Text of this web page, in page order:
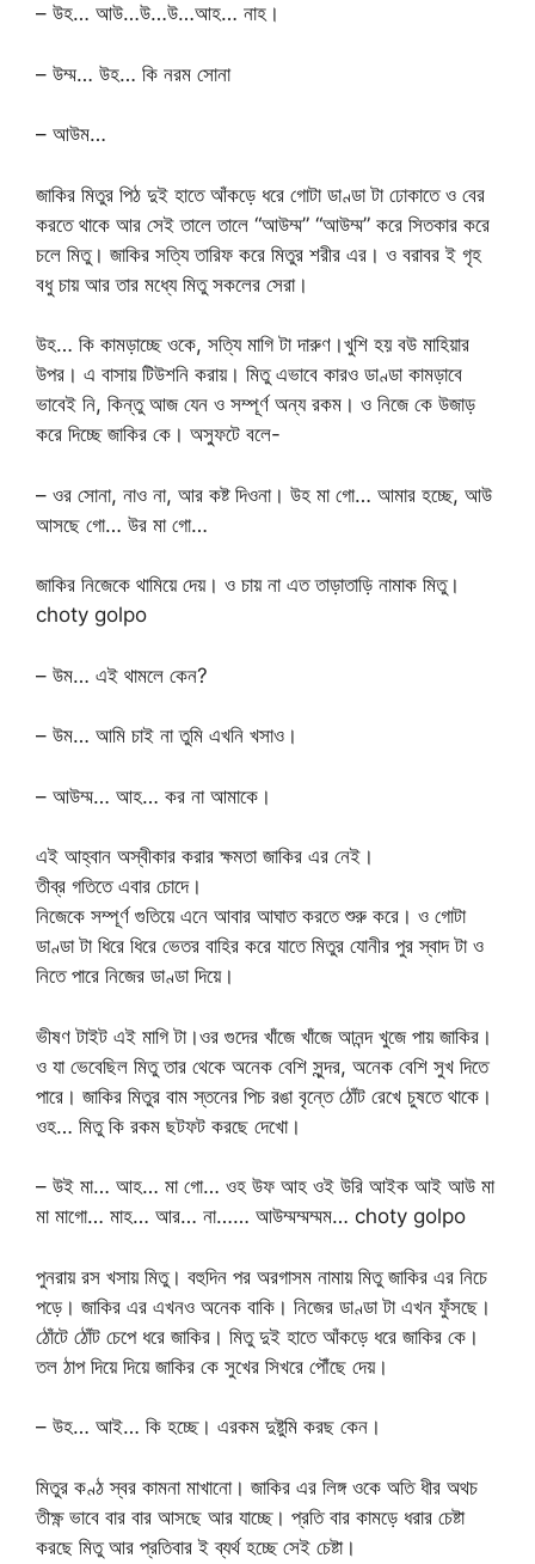
– উহ… আউ…উ…উ…আহ… নাহ।
– উম্ম… উহ… কি নরম সোনা
– আউম…
জাকির মিতুর পিঠ দুই হাতে আঁকড়ে ধরে গোটা ডাণ্ডা টা ঢোকাতে ও বের
করতে থাকে আর সেই তালে তালে “আউম্ম” “আউম্ম” করে সিতকার করে
চলে মিতু। জাকির সত্যি তারিফ করে মিতুর শরীর এর। ও বরাবর ই গৃহ
বধু চায় আর তার মধ্যে মিতু সকলের সেরা।
উহ… কি কামড়াচ্ছে ওকে, সত্যি মাগি টা দারুণ।খুশি হয় বউ মাহিয়ার
উপর। এ বাসায় টিউশনি করায়। মিতু এভাবে কারও ডাণ্ডা কামড়াবে
ভাবেই নি, কিন্তু আজ যেন ও সম্পূর্ণ অন্য রকম। ও নিজে কে উজাড়
করে দিচ্ছে জাকির কে। অস্ফুটে বলে-
– ওর সোনা, নাও না, আর কষ্ট দিওনা। উহ মা গো… আমার হচ্ছে, আউ
আসছে গো… উর মা গো…
জাকির নিজেকে থামিয়ে দেয়। ও চায় না এত তাড়াতাড়ি নামাক মিতু।
choty golpo
– উম… এই থামলে কেন?
– উম… আমি চাই না তুমি এখনি খসাও।
– আউম্ম… আহ… কর না আমাকে।
এই আহ্বান অস্বীকার করার ক্ষমতা জাকির এর নেই।
তীব্র গতিতে এবার চোদে।
নিজেকে সম্পূর্ণ গুতিয়ে এনে আবার আঘাত করতে শুরু করে। ও গোটা
ডাণ্ডা টা ধিরে ধিরে ভেতর বাহির করে যাতে মিতুর যোনীর পুর স্বাদ টা ও
নিতে পারে নিজের ডাণ্ডা দিয়ে।
ভীষণ টাইট এই মাগি টা।ওর গুদের খাঁজে খাঁজে আনন্দ খুজে পায় জাকির।
ও যা ভেবেছিল মিতু তার থেকে অনেক বেশি সুন্দর, অনেক বেশি সুখ দিতে
পারে। জাকির মিতুর বাম স্তনের পিচ রঙা বৃন্তে ঠোঁট রেখে চুষতে থাকে।
ওহ… মিতু কি রকম ছটফট করছে দেখো।
– উই মা… আহ… মা গো… ওহ উফ আহ ওই উরি আইক আই আউ মা
মা মাগো… মাহ… আর… না…… আউম্মম্মম্মম… choty golpo
পুনরায় রস খসায় মিতু। বহুদিন পর অরগাসম নামায় মিতু জাকির এর নিচে
পড়ে। জাকির এর এখনও অনেক বাকি। নিজের ডাণ্ডা টা এখন ফুঁসছে।
ঠোঁটে ঠোঁট চেপে ধরে জাকির। মিতু দুই হাতে আঁকড়ে ধরে জাকির কে।
তল ঠাপ দিয়ে দিয়ে জাকির কে সুখের সিখরে পৌঁছে দেয়।
– উহ… আই… কি হচ্ছে। এরকম দুষ্টুমি করছ কেন।
মিতুর কণ্ঠ স্বর কামনা মাখানো। জাকির এর লিঙ্গ ওকে অতি ধীর অথচ
তীক্ষ্ণ ভাবে বার বার আসছে আর যাচ্ছে। প্রতি বার কামড়ে ধরার চেষ্টা
করছে মিতু আর প্রতিবার ই ব্যর্থ হচ্ছে সেই চেষ্টা।